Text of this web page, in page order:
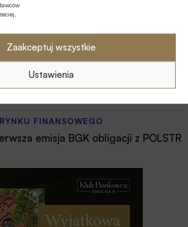
Zaakceptuj wszystkie
Ustawienia
FINANSOWEGO
of America wydaje ćwierć mld
na odchudzanie pracowników
FINANSOWEGO
emisja BGK obligacji z POLSTR